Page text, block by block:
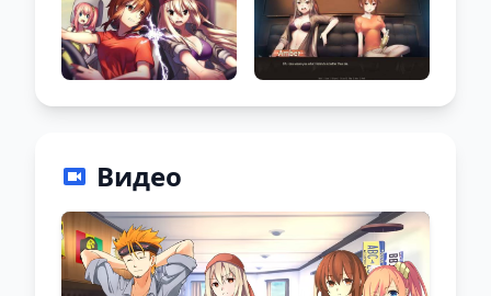
Видео